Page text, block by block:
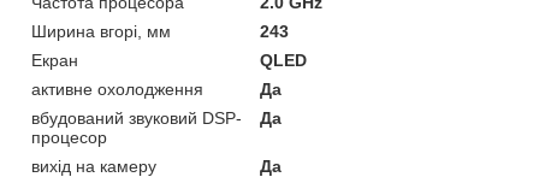
Ширина вгорі, мм
243
Екран
QLED
активне охолодження
Да
вбудований звуковий DSP-
процесор
Да
вихід на камеру
Да